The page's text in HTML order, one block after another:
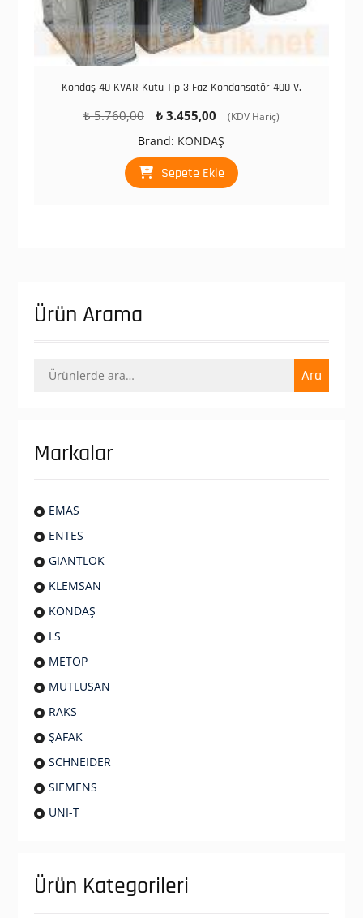
Kondaş 40 KVAR Kutu Tip 3 Faz Kondansatör 400 V.
₺5.760,00
Orijinal
₺ 5.760,00.
₺3.455,00
Şu
fiyat:
₺ 3.455,00.
(KDV Hariç)
Brand: KONDAŞ
Sepete Ekle
Ürün Arama
Ara: Ara
Markalar
EMAS
ENTES
GIANTLOK
KLEMSAN
KONDAŞ
LS
METOP
MUTLUSAN
RAKS
ŞAFAK
SCHNEIDER
SIEMENS
UNI-T
Ürün Kategorileri